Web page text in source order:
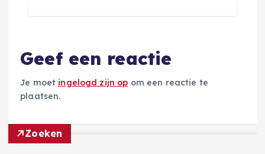
Geef een reactie
Je moet ingelogd zijn op om een reactie te
plaatsen.
Zoeken